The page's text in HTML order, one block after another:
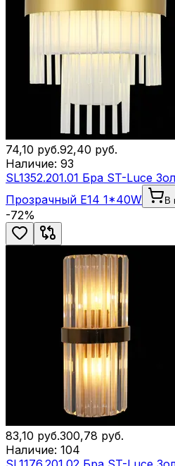
74,10 руб.92,40 руб.
Наличие: 93
SL1352.201.01 Бра ST-Luce
Прозрачный E14 1*40W
В
-72%
83,10 руб.300,78 руб.
Наличие: 104